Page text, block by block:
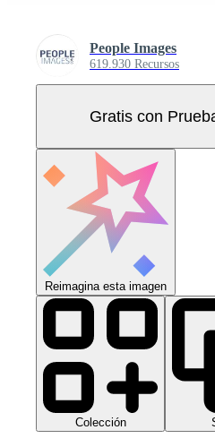
People Images
619.930 Recursos
Gratis con
Reimagina esta imagen
Colección